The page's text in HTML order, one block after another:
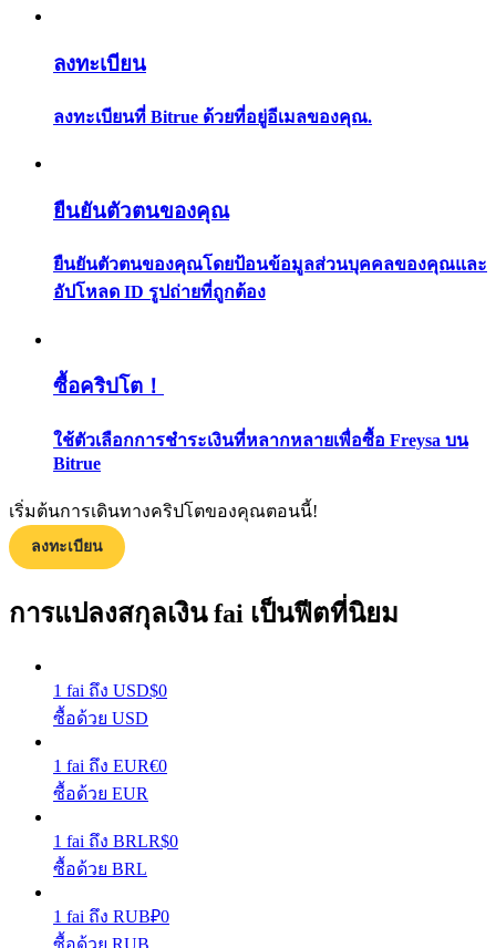
แนะนำ
กลยุทธ์การซื้อขาย
เรียนรู้วิธีการรักษาผลกำไร
ลงทะเบียน
ลงทะเบียนที่ Bitrue ด้วยที่อยู่อีเมลของคุณ.
ยืนยันตัวตนของคุณ
ยืนยันตัวตนของคุณโดยป้อนข้อมูลส่วนบุคคลของคุณและ
อัปโหลด ID รูปถ่ายที่ถูกต้อง
ซื้อคริปโต！
ใช้ตัวเลือกการชำระเงินที่หลากหลายเพื่อซื้อ Freysa บน
Bitrue
เริ่มต้นการเดินทางคริปโตของคุณตอนนี้!
ลงทะเบียน
การแปลงสกุลเงิน fai เป็นฟีตที่นิยม
1 fai ถึง USD$0
ซื้อด้วย USD
1 fai ถึง EUR€0
ซื้อด้วย EUR
1 fai ถึง BRLR$0
ซื้อด้วย BRL
1 fai ถึง RUB₽0
ซื้อด้วย RUB